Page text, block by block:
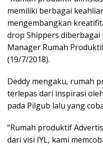
memiliki berbagai
mengembangkan
drop Shippers diberbagai
Manager Rumah
(19/7/2018).
Deddy mengaku, rumah
terlepas dari inspirasi
pada Pilgub lalu yang
“Rumah produktif
dari visi IYL, kami